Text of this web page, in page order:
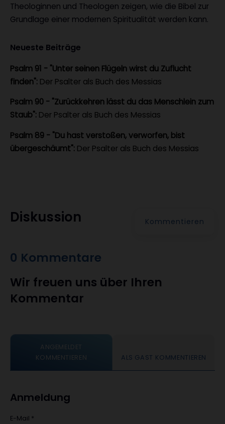
Theologinnen und Theologen zeigen, wie die Bibel zur
Grundlage einer modernen Spiritualität werden kann.
Neueste Beiträge
Psalm 91 - "Unter seinen Flügeln wirst du Zuflucht
finden": Der Psalter als Buch des Messias
Psalm 90 - "Zurückkehren lässt du das Menschlein zum
Staub": Der Psalter als Buch des Messias
Psalm 89 - "Du hast verstoßen, verworfen, bist
übergeschäumt": Der Psalter als Buch des Messias
Diskussion Kommentieren
0 Kommentare
Wir freuen uns über Ihren
Kommentar
ANGEMELDET
KOMMENTIEREN
ALS GAST KOMMENTIEREN
Anmeldung
E-Mail *